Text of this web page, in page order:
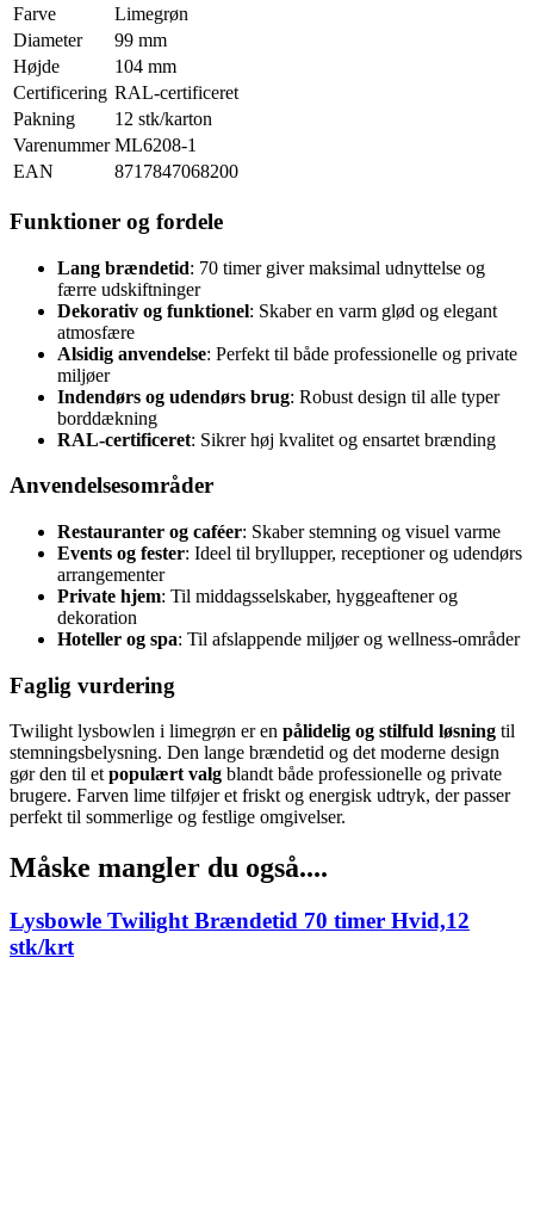
Farve
Limegrøn
Diameter
99 mm
Højde
104 mm
Certificering RAL-certificeret
Pakning
12 stk/karton
Varenummer ML6208-1
EAN
8717847068200
Funktioner og fordele
Lang brændetid: 70 timer giver maksimal udnyttelse og
færre udskiftninger
Dekorativ og funktionel: Skaber en varm glød og elegant
atmosfære
Alsidig anvendelse: Perfekt til både professionelle og private
miljøer
Indendørs og udendørs brug: Robust design til alle typer
borddækning
RAL-certificeret: Sikrer høj kvalitet og ensartet brænding
Anvendelsesområder
Restauranter og caféer: Skaber stemning og visuel varme
Events og fester: Ideel til bryllupper, receptioner og udendørs
arrangementer
Private hjem: Til middagsselskaber, hyggeaftener og
dekoration
Hoteller og spa: Til afslappende miljøer og wellness-områder
Faglig vurdering
Twilight lysbowlen i limegrøn er en pålidelig og stilfuld løsning til
stemningsbelysning. Den lange brændetid og det moderne design
gør den til etpopulært valg blandt både professionelle og private
brugere. Farven lime tilføjer et friskt og energisk udtryk, der passer
perfekt til sommerlige og festlige omgivelser.
Måske mangler du også....
Lysbowle Twilight Brændetid 70 timer Hvid,12
stk/krt